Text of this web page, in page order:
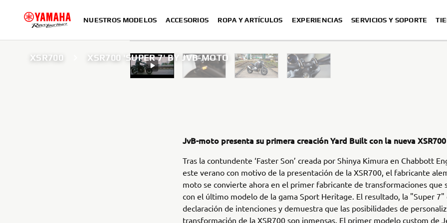
NUESTROS MODELOS ACCESORIOS ROPA Y ARTÍCULOS EXPERIENCIAS SERVICIOS Y SOPORTE
XSR700 XSR700 'SUPER 7' BY JVB-MOTO
XSR700 "Alan" by
JvB-moto presenta su primera creación Yard Built con la nueva
Tras la contundente ‘Faster Son’ creada por Shinya Kimura en Chabbott
este verano con motivo de la presentación de la XSR700, el fabricante
moto se convierte ahora en el primer fabricante de transformaciones que
con el último modelo de la gama Sport Heritage. El resultado, la "Super 7"
declaración de intenciones y demuestra que las posibilidades de
transformación de la XSR700 son inmensas. El primer modelo custom de